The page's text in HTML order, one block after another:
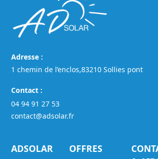
Adresse :
1 chemin de l’enclos,83210 Sollies pont
Contact :
04 94 91 27 53
contact@adsolar.fr
ADSOLAR OFFRES